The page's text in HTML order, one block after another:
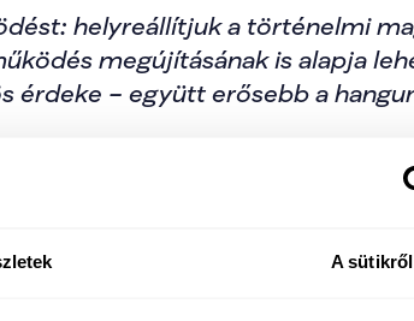
A sütikről
helyreállítjuk a történelmi
megújításának is alapja
érdeke – együtt erősebb a
érdekeit szem előtt tartva
Az egyik első feladatunk lesz a
korrekt tárgyalásokon